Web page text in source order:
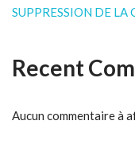
SUPPRESSION DE LA
Recent
Aucun commentaire à